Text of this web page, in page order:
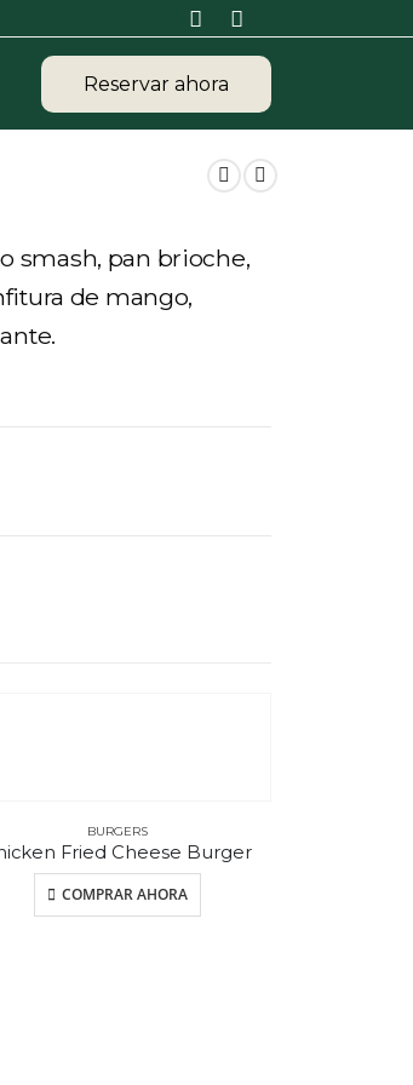
Reservar ahora
smash, pan brioche,
de mango,
BURGERS
Fried Cheese Burger
COMPRAR AHORA